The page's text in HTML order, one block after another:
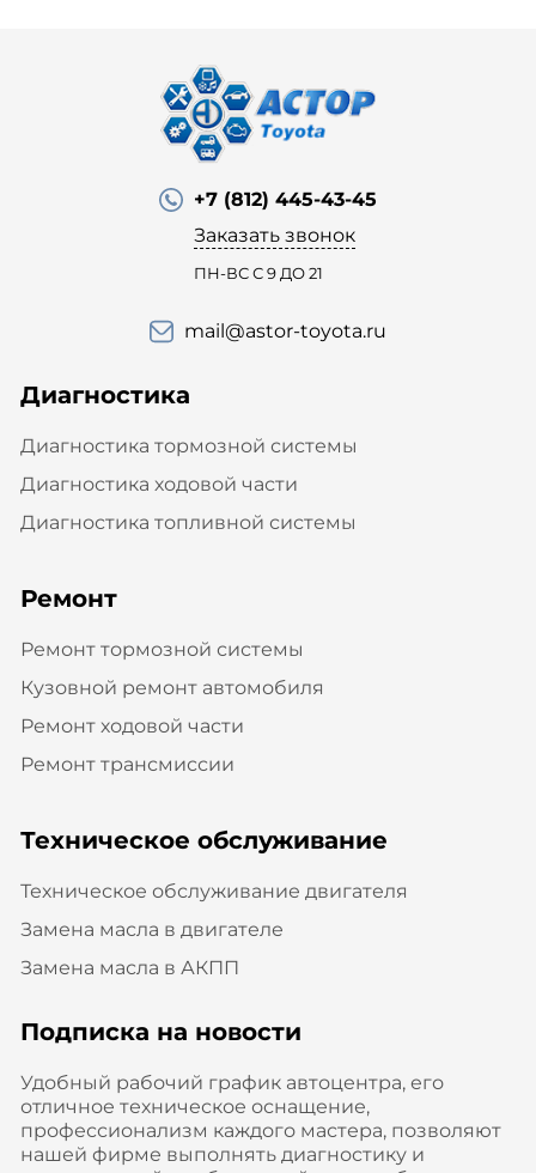
+7 (812) 445-43-45
Заказать звонок
ПН-ВС С 9 ДО 21
mail@astor-toyota.ru
Диагностика
Диагностика тормозной системы
Диагностика ходовой части
Диагностика топливной системы
Ремонт
Ремонт тормозной системы
Кузовной ремонт автомобиля
Ремонт ходовой части
Ремонт трансмиссии
Техническое обслуживание
Техническое обслуживание двигателя
Замена масла в двигателе
Замена масла в АКПП
Подписка на новости
Удобный рабочий график автоцентра, его
отличное техническое оснащение,
профессионализм каждого мастера, позволяют
нашей фирме выполнять диагностику и